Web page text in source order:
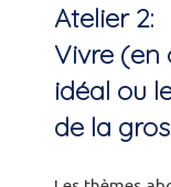
Atelier 2:
Vivre (en
idéal ou
de la